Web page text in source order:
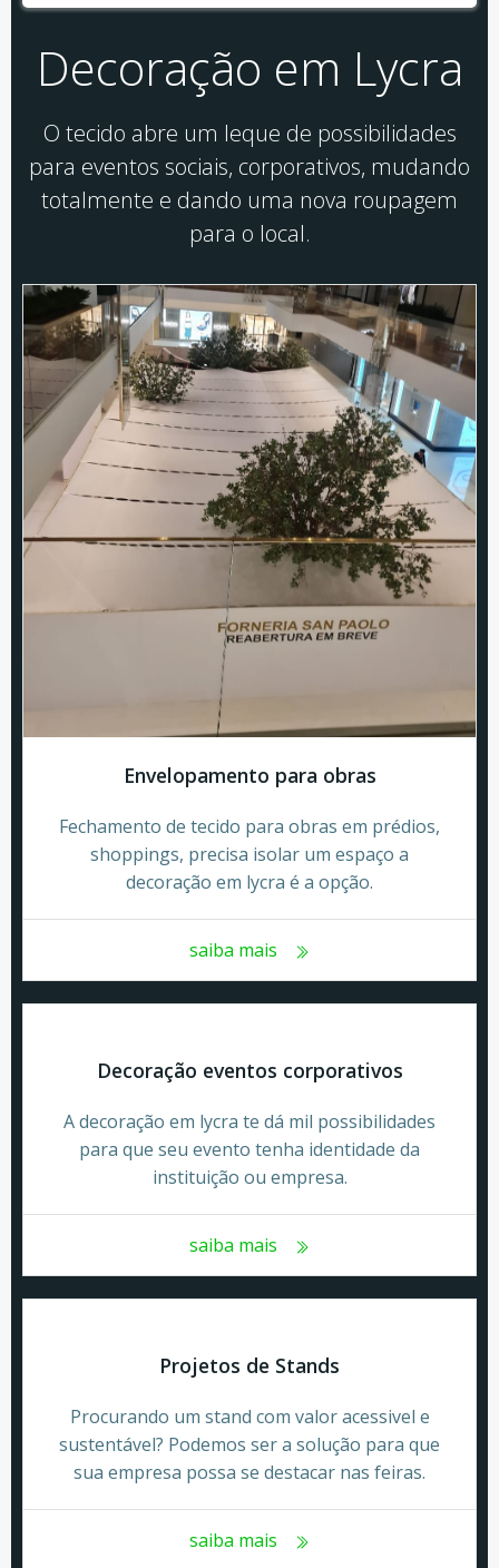
Decoração em Lycra
O tecido abre um leque de possibilidades
para eventos sociais, corporativos, mudando
totalmente e dando uma nova roupagem
para o local.
Envelopamento para obras
Fechamento de tecido para obras em prédios,
shoppings, precisa isolar um espaço a
decoração em lycra é a opção.
saiba mais
Decoração eventos corporativos
A decoração em lycra te dá mil possibilidades
para que seu evento tenha identidade da
instituição ou empresa.
saiba mais
Projetos de Stands
Procurando um stand com valor acessivel e
sustentável? Podemos ser a solução para que
sua empresa possa se destacar nas feiras.
saiba mais